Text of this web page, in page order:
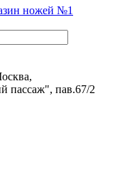
ножей №1
пассаж", пав.67/2